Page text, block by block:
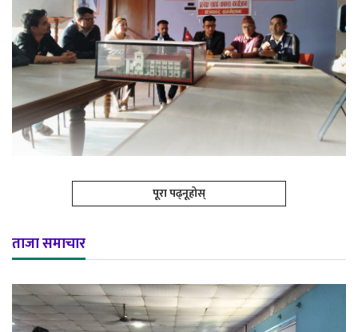
पूरा पढ्नूहोस्
ताजा समाचार